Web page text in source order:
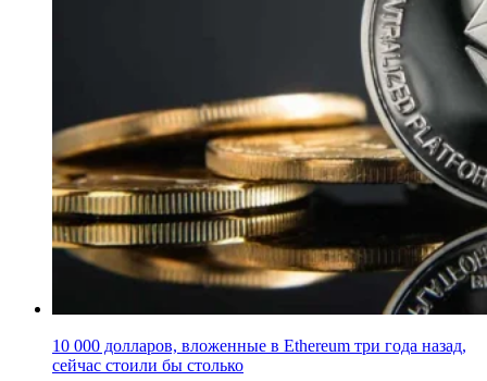
10 000 долларов, вложенные в Ethereum три года назад,
сейчас стоили бы столько